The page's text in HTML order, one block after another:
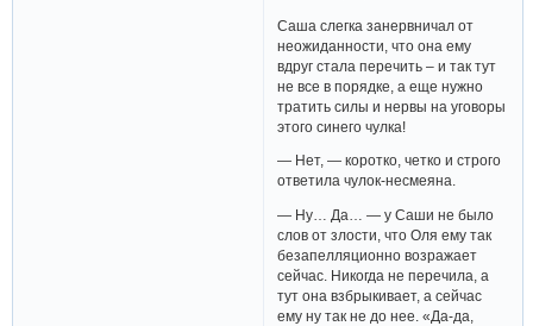
Саша слегка занервничал от
неожиданности, что она ему
вдруг стала перечить – и так тут
не все в порядке, а еще нужно
тратить силы и нервы на уговоры
этого синего чулка!
— Нет, — коротко, четко и строго
ответила чулок-несмеяна.
— Ну… Да… — у Саши не было
слов от злости, что Оля ему так
безапелляционно возражает
сейчас. Никогда не перечила, а
тут она взбрыкивает, а сейчас
ему ну так не до нее. «Да-да,